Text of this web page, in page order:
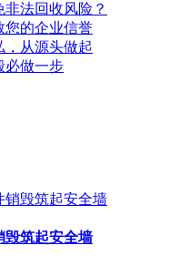
法回收风险？
您的企业信誉
，从源头做起
必做一步
毁筑起安全墙